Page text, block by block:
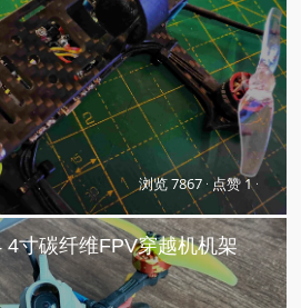
浏览 7867 · 点赞 1·
4寸碳纤维FPV穿越机机架